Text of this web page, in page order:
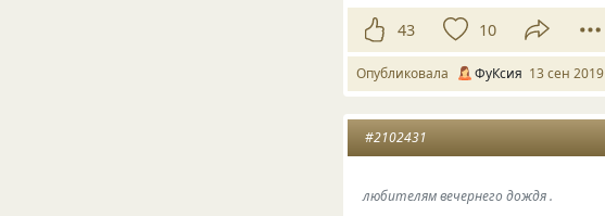
43 10
Опубликовала ФуКcия 13 сен 2019
#2102431
любителям вечернего дождя .